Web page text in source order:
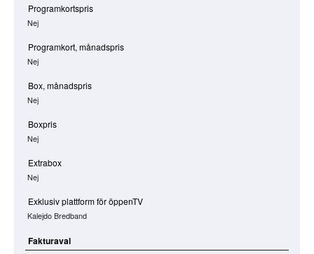
Programkortspris
Nej
Programkort, månadspris
Nej
Box, månadspris
Nej
Boxpris
Nej
Extrabox
Nej
Exklusiv plattform för öppenTV
Kalejdo Bredband
Fakturaval